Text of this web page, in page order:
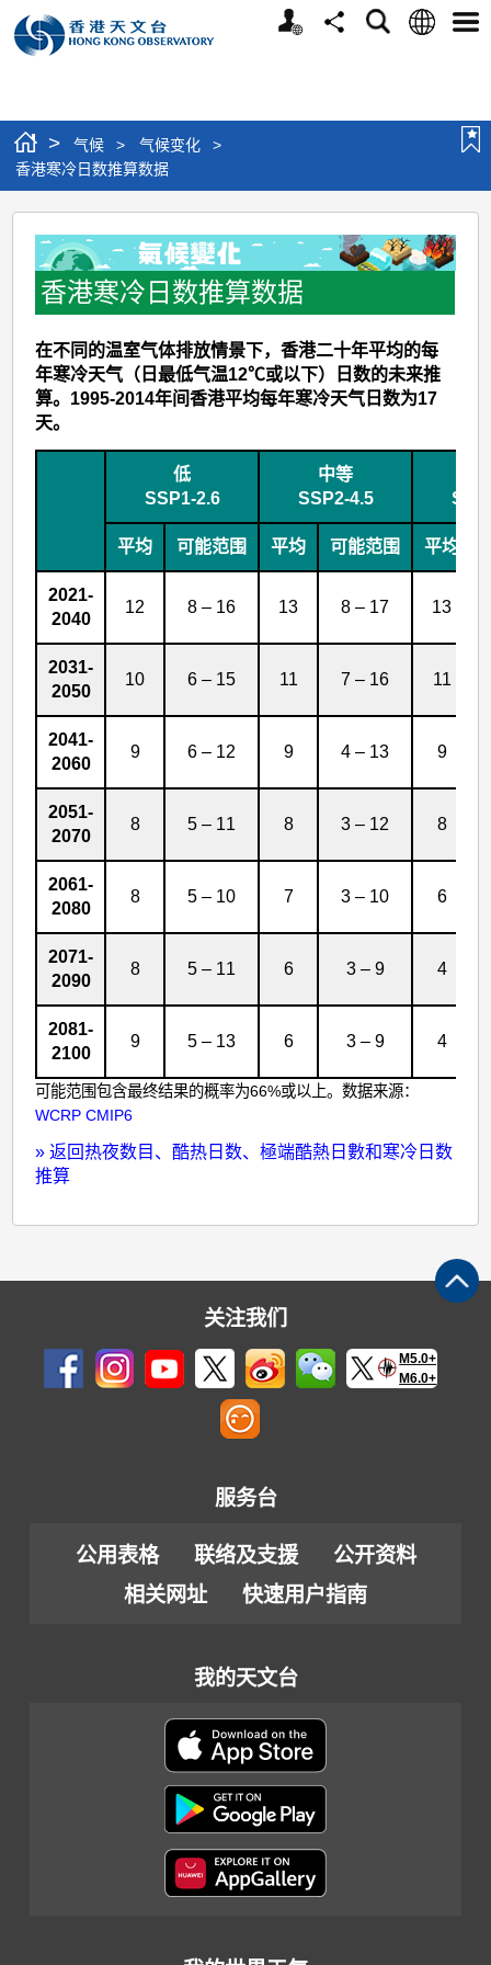
个
分
搜
语
选
> 气候 > 气候变化
>
香港寒冷日数推算数据
香
港
寒
日
数
推
香港寒冷日数推算数据
在不同的温室气体排放情景下，香港二十年平均的每
年寒冷天气（日最低气温12℃或以下）日数的未来推
算。1995-2014年间香港平均每年寒冷天气日数为17
天。
低
SSP1-2.6
中等
SSP2-4.5
平均 可能范围 平均 可能范围 平均
2021-
2040
12 8 – 16 13 8 – 17 13
2031-
2050
10 6 – 15 11 7 – 16 11
2041-
2060
9 6 – 12 9 4 – 13 9
2051-
2070
8 5 – 11 8 3 – 12 8
2061-
2080
8 5 – 10 7 3 – 10 6
2071-
2090
8 5 – 11 6 3 – 9 4
2081-
2100
9 5 – 13 6 3 – 9 4
可能范围包含最终结果的概率为66%或以上。数据来源：
WCRP CMIP6
» 返回热夜数目、酷热日数、極端酷熱日數和寒冷日数
推算
关注我们
M5.0+
M6.0+
服务台
公用表格 联络及支援
公开资料
相关网址
快速用户指南
我的天文台